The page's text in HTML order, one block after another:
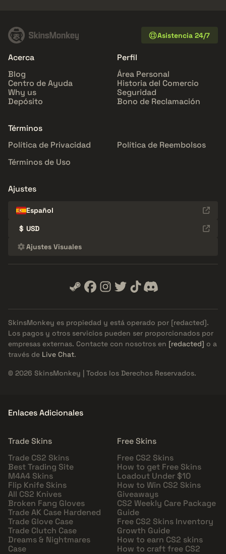
Asistencia 24/7
Acerca
Blog
Centro de Ayuda
Why us
Depósito
Perfil
Área Personal
Historia del Comercio
Seguridad
Bono de Reclamación
Términos
Política de Privacidad
Política de Reembolsos
Términos de Uso
Ajustes
Español
$ USD
Ajustes Visuales
SkinsMonkey es propiedad y está operado por [redacted].
Los pagos y otros servicios pueden ser proporcionados por
empresas externas. Contacte con nosotros en [redacted] o a
través de Live Chat.
© 2026 SkinsMonkey | Todos los Derechos Reservados.
Enlaces Adicionales
Trade Skins
Trade CS2 Skins
Best Trading Site
M4A4 Skins
Flip Knife Skins
All CS2 Knives
Broken Fang Gloves
Trade AK Case Hardened
Trade Glove Case
Trade Clutch Case
Dreams & Nightmares
Case
Free Skins
Free CS2 Skins
How to get Free Skins
Loadout Under $10
How to Win CS2 Skins
Giveaways
CS2 Weekly Care Package
Guide
Free CS2 Skins Inventory
Growth Guide
How to earn CS2 skins
How to craft free CS2